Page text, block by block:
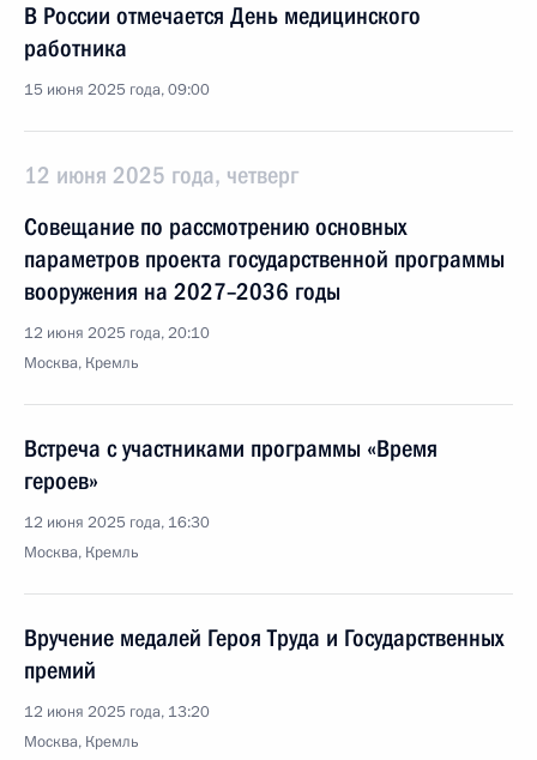
В России отмечается День медицинского
работника
15 июня 2025 года, 09:00
12 июня 2025 года, четверг
Совещание по рассмотрению основных
параметров проекта государственной программы
вооружения на 2027–2036 годы
12 июня 2025 года, 20:10
Москва, Кремль
Встреча с участниками программы «Время
героев»
12 июня 2025 года, 16:30
Москва, Кремль
Вручение медалей Героя Труда и Государственных
премий
12 июня 2025 года, 13:20
Москва, Кремль